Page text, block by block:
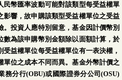
民幣匯率波動可能對該類型每受益權單
影響，故申購該類型受益權單位之受益
。投資人應特別留意，基金因計價幣別
數為該申購幣別金額除以面額計算，於
益權單位每受益權單位有一表決權，
單位之成本不同而異。基金外幣計價之
務分行(OBU)或國際證券分公司(OSU)